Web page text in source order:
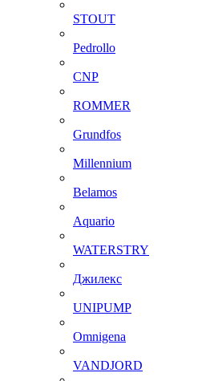
STOUT
Pedrollo
CNP
ROMMER
Grundfos
Millennium
Belamos
Aquario
WATERSTRY
Джилекс
UNIPUMP
Omnigena
VANDJORD